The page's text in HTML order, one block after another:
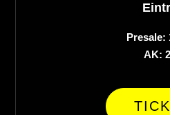
Presale:
AK: